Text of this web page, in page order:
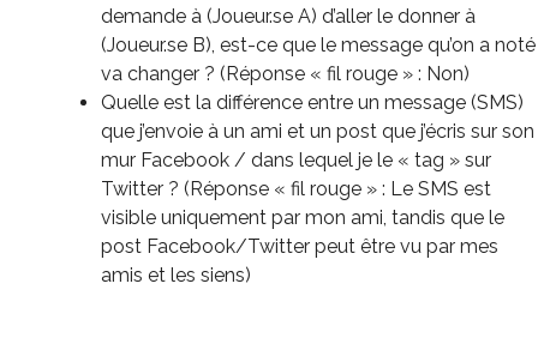
demande à (Joueur.se A) d’aller le donner à
(Joueur.se B), est-ce que le message qu’on a noté
va changer ? (Réponse « fil rouge » : Non)
Quelle est la différence entre un message (SMS)
que j’envoie à un ami et un post que j’écris sur son
mur Facebook / dans lequel je le « tag » sur
Twitter ? (Réponse « fil rouge » : Le SMS est
visible uniquement par mon ami, tandis que le
post Facebook/Twitter peut être vu par mes
amis et les siens)